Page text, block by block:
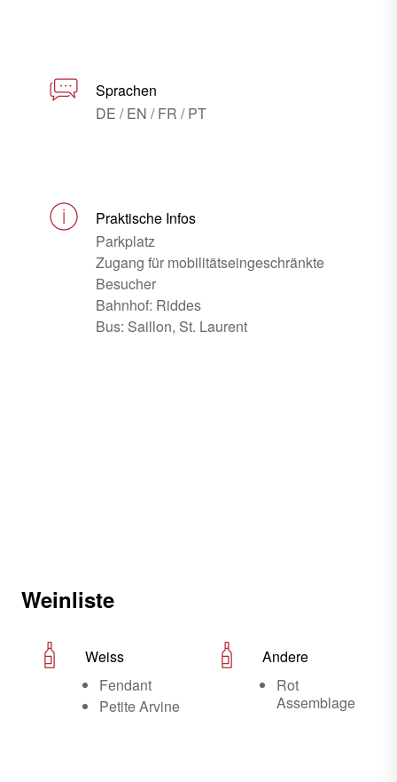
Sprachen
DE / EN / FR / PT
Praktische Infos
Parkplatz
Zugang für mobilitätseingeschränkte
Besucher
Bahnhof: Riddes
Bus: Saillon, St. Laurent
Weinliste
Weiss
Fendant
Petite Arvine
Andere
Rot
Assemblage